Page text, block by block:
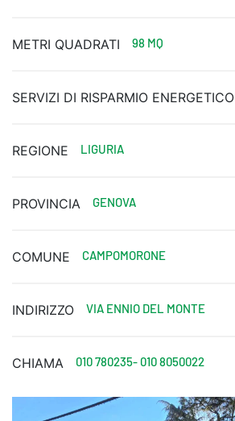
METRI QUADRATI 98 MQ
SERVIZI DI RISPARMIO ENERGETICO
REGIONE LIGURIA
PROVINCIA GENOVA
COMUNE CAMPOMORONE
INDIRIZZO VIA ENNIO DEL MONTE
CHIAMA 010 780235- 010 8050022